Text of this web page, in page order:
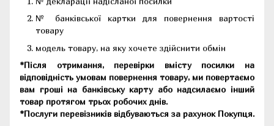
№ банківської картки для повернення вартості
товару
модель товару, на яку хочете здійснити обмін
*Після отримання, перевірки вмісту посилки на
відповідність умовам повернення товару, ми повертаємо
вам гроші на банківську карту або надсилаємо інший
товар протягом трьох робочих днів.
*Послуги перевізників відбуваються за рахунок Покупця.